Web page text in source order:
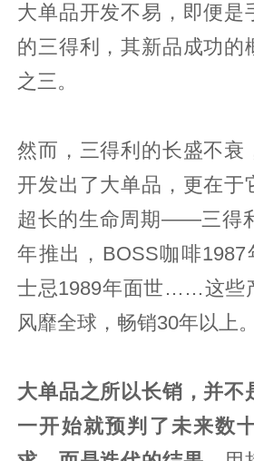
大单品开发不易，即便是
的三得利，其新品成功的
之三。
然而，三得利的长盛不衰
开发出了大单品，更在于
超长的生命周期——三得
年推出，BOSS咖啡1987
士忌1989年面世……这些
风靡全球，畅销30年以上。
大单品之所以长销，并不
一开始就预判了未来数